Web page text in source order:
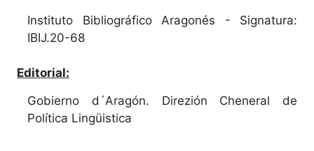
Instituto Bibliográfico Aragonés - Signatura:
IBIJ.20-68
Editorial:
Gobierno d´Aragón. Direzión Cheneral de
Política Lingüistica